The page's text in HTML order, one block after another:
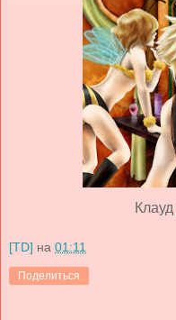
Клауд
[TD] на 01:11
Поделиться